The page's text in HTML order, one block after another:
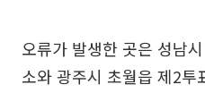
오류가 발생한 곳은 성남
소와 광주시 초월읍 제2투